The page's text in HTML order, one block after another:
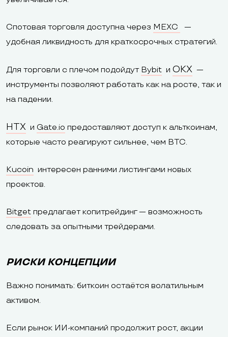
Спотовая торговля доступна через MEXC
—
удобная ликвидность для краткосрочных стратегий.
Для торговли с плечом подойдут Bybit и OKX —
инструменты позволяют работать как на росте, так и
на падении.
HTX и Gate.io предоставляют доступ к альткоинам,
которые часто реагируют сильнее, чем BTC.
Kucoin интересен ранними листингами новых
проектов.
Bitget предлагает копитрейдинг — возможность
следовать за опытными трейдерами.
РИСКИ КОНЦЕПЦИИ
Важно понимать: биткоин остаётся волатильным
активом.
Если рынок ИИ-компаний продолжит рост, акции